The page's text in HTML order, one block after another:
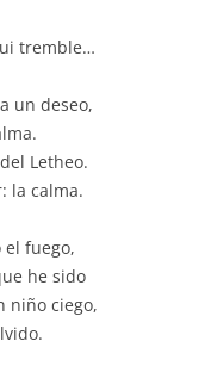
tremble…
un deseo,
Letheo.
la calma.
el fuego,
he sido
niño ciego,